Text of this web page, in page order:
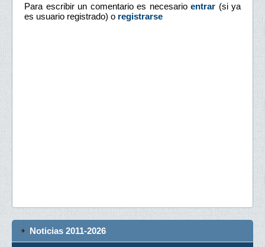
Para escribir un comentario es necesario entrar (si ya
es usuario registrado) o registrarse
Noticias 2011-2026